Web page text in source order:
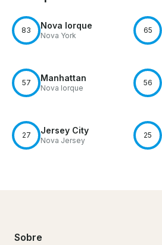
83 Nova Iorque
Nova York
65
57 Manhattan
Nova Iorque
56
27 Jersey City
Nova Jersey
25
Sobre